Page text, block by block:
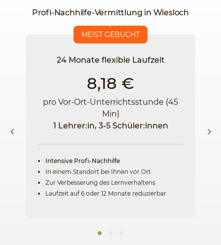
Profi-Nachhilfe-Vermittlung in Wiesloch
MEIST GEBUCHT
24 Monate flexible Laufzeit
8,18 €
pro Vor-Ort-Unterrichtsstunde (45
Min)
1 Lehrer:in, 3-5 Schüler:innen
Intensive Profi-Nachhilfe
In einem Standort bei Ihnen vor Ort
Zur Verbesserung des Lernverhaltens
Laufzeit auf 6 oder 12 Monate reduzierbar